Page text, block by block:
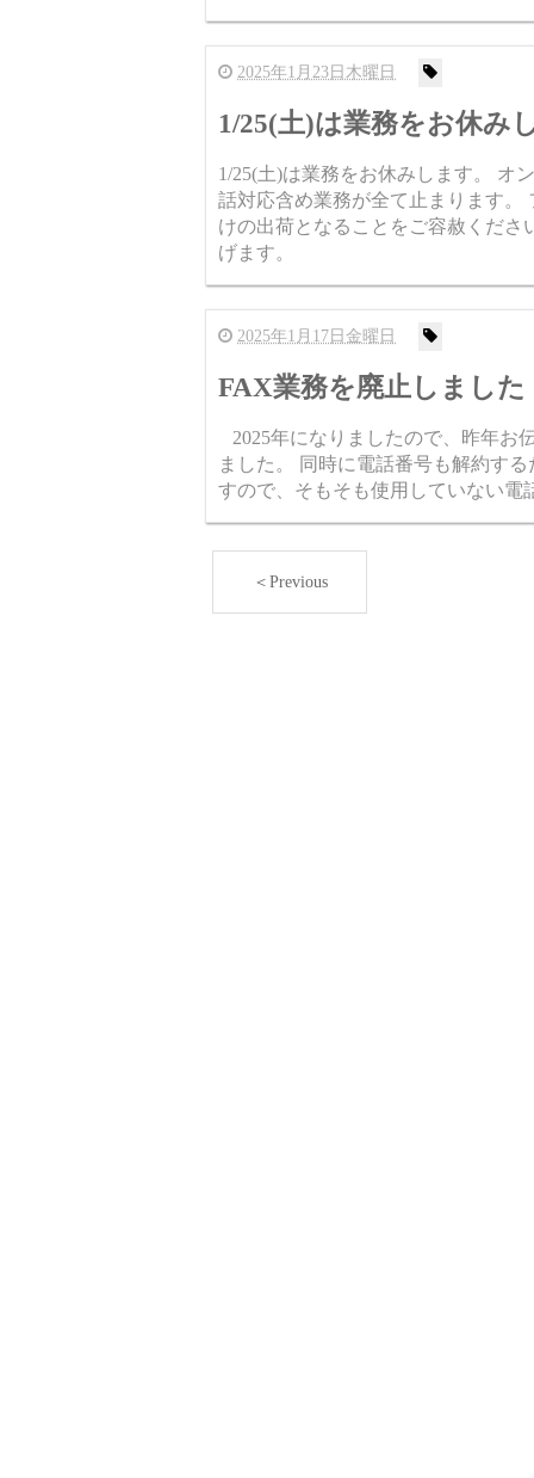
2025年1月23日木曜日
1/25(土)は業務をお休み
1/25(土)は業務をお休みします。 オ
話対応含め業務が全て止まります。
けの出荷となることをご容赦くだ
げます。
2025年1月17日金曜日
FAX業務を廃止しました
2025年になりましたので、昨年お
ました。 同時に電話番号も解約す
すので、そもそも使用していない電
＜Previous